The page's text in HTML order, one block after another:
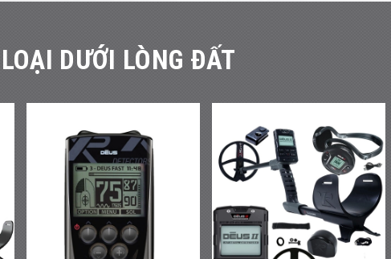
DƯỚI LÒNG ĐẤT